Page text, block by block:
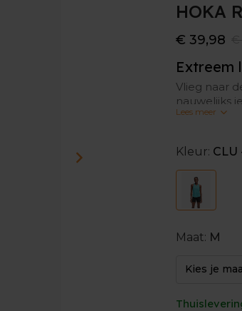
HOKA
€ 39,98
Extreem
Vlieg naar
nauwelijks
Geef het
Lees meer
Kleur: CLU
Maat: M
Kies je